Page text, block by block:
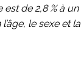
de 2,8 % à un
le sexe et la